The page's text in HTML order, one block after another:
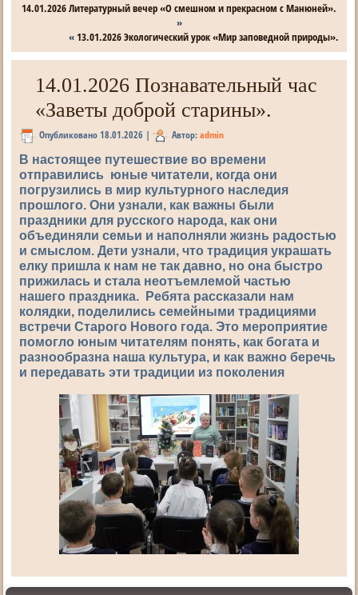
14.01.2026 Литературный вечер «О смешном и прекрасном с Манюней».
»
«13.01.2026 Экологический урок «Мир заповедной природы».
14.01.2026 Познавательный час
«Заветы доброй старины».
Опубликовано 18.01.2026 | Автор: admin
В настоящее путешествие во времени
отправились юные читатели, когда они
погрузились в мир культурного наследия
прошлого. Они узнали, как важны были
праздники для русского народа, как они
объединяли семьи и наполняли жизнь радостью
и смыслом. Дети узнали, что традиция украшать
елку пришла к нам не так давно, но она быстро
прижилась и стала неотъемлемой частью
нашего праздника. Ребята рассказали нам
колядки, поделились семейными традициями
встречи Старого Нового года. Это мероприятие
помогло юным читателям понять, как богата и
разнообразна наша культура, и как важно беречь
и передавать эти традиции из поколения